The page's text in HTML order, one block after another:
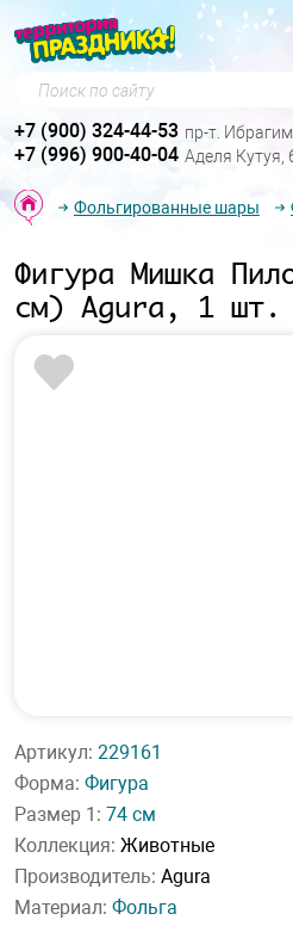
Поиск по сайту
+7 (900) 324-44-53 пр-т.
+7 (996) 900-40-04 Аделя Кутуя,
Фольгированные шары
Фигура Мишка
см) Agura, 1 шт.
Артикул: 229161
Форма: Фигура
Размер 1: 74 см
Коллекция: Животные
Производитель: Agura
Материал: Фольга